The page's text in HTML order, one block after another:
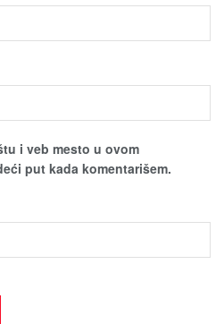
i veb mesto u ovom
put kada komentarišem.